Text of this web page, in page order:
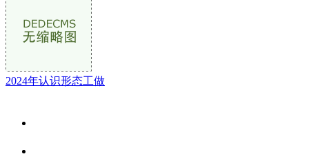
2024年认识形态工做